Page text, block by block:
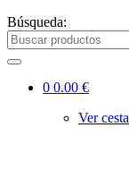
Búsqueda:
0 0.00 €
Ver cesta